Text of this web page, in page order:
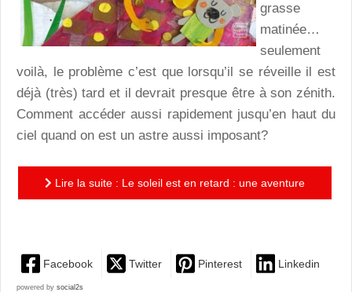
grasse
matinée…
seulement
voilà, le problème c’est que lorsqu’il se réveille il est
déjà (très) tard et il devrait presque être à son zénith.
Comment accéder aussi rapidement jusqu’en haut du
ciel quand on est un astre aussi imposant?
Lire la suite : Le soleil est en retard : une aventure
Facebook Twitter Pinterest Linkedin
powered by social2s